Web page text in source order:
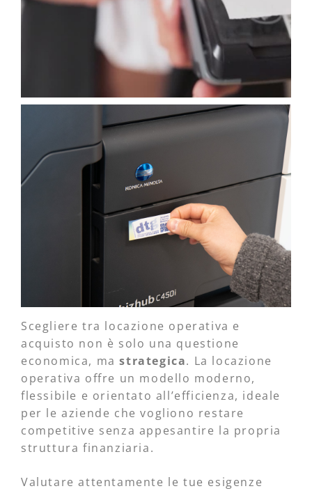
Scegliere tra locazione operativa e
acquisto non è solo una questione
economica, mastrategica. La locazione
operativa offre un modello moderno,
flessibile e orientato all’efficienza, ideale
per le aziende che vogliono restare
competitive senza appesantire la propria
struttura finanziaria.
Valutare attentamente le tue esigenze